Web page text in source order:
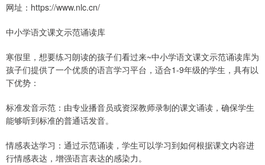
网址：https://www.nlc.cn/
中小学语文课文示范诵读库
寒假里，想要练习朗读的孩子们看过来~中小学语文课文示范诵读库为
孩子们提供了一个优质的语言学习平台，适合1-9年级的学生，具有以
下优势：
标准发音示范：由专业播音员或资深教师录制的课文诵读，确保学生
能够听到标准的普通话发音。
情感表达学习：通过示范诵读，学生可以学习到如何根据课文内容进
行情感表达，增强语言表达的感染力。